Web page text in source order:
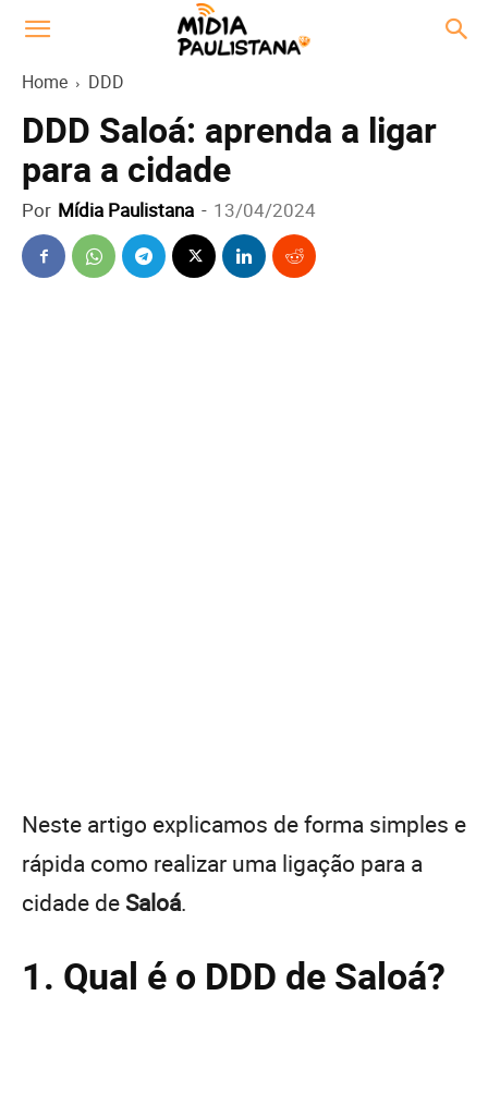
Home DDD
DDD Saloá: aprenda a ligar
para a cidade
Por Mídia Paulistana - 13/04/2024
Neste artigo explicamos de forma simples e
rápida como realizar uma ligação para a
cidade de Saloá.
1. Qual é o DDD de Saloá?